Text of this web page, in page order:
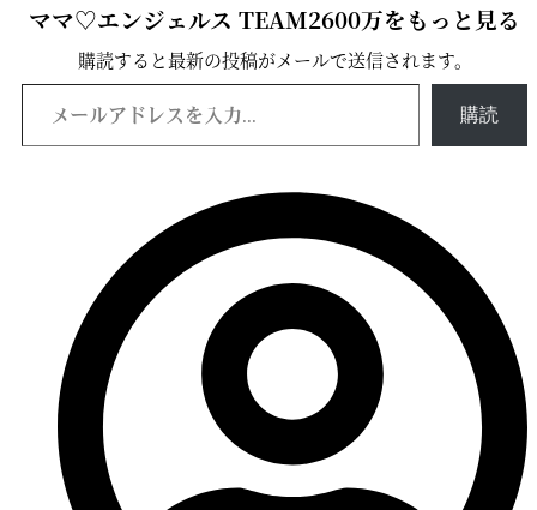
ママ♡エンジェルス TEAM2600万をもっと見る
購読すると最新の投稿がメールで送信されます。
メールアドレスを入力...
購読